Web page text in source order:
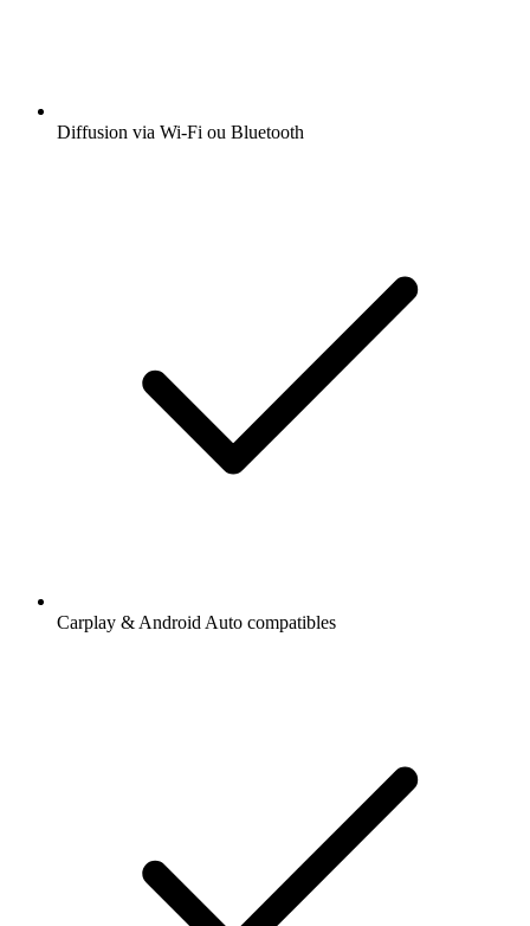
Diffusion via Wi-Fi ou Bluetooth
Carplay & Android Auto compatibles